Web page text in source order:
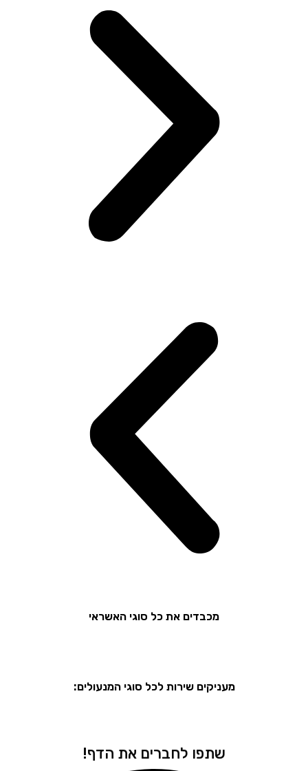
מכבדים את כל סוגי האשראי
מעניקים שירות לכל סוגי המנעולים:
שתפו לחברים את הדף!